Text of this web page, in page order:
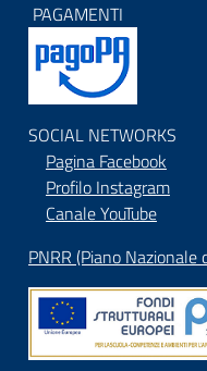
PAGAMENTI
SOCIAL NETWORKS
Pagina Facebook
Profilo Instagram
Canale YouTube
PNRR (Piano Nazionale